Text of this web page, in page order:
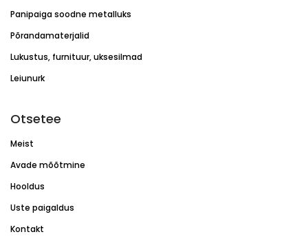
Panipaiga soodne metalluks
Põrandamaterjalid
Lukustus, furnituur, uksesilmad
Leiunurk
Otsetee
Meist
Avade mõõtmine
Hooldus
Uste paigaldus
Kontakt